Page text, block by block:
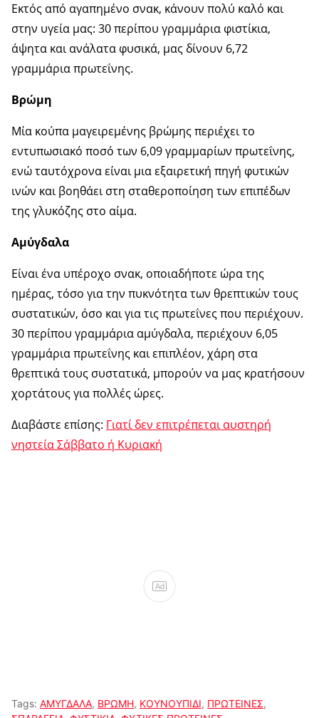
Εκτός από αγαπημένο σνακ, κάνουν πολύ καλό και
στην υγεία μας: 30 περίπου γραμμάρια φιστίκια,
άψητα και ανάλατα φυσικά, μας δίνουν 6,72
γραμμάρια πρωτεΐνης.
Βρώμη
Μία κούπα μαγειρεμένης βρώμης περιέχει το
εντυπωσιακό ποσό των 6,09 γραμμαρίων πρωτεΐνης,
ενώ ταυτόχρονα είναι μια εξαιρετική πηγή φυτικών
ινών και βοηθάει στη σταθεροποίηση των επιπέδων
της γλυκόζης στο αίμα.
Αμύγδαλα
Είναι ένα υπέροχο σνακ, οποιαδήποτε ώρα της
ημέρας, τόσο για την πυκνότητα των θρεπτικών τους
συστατικών, όσο και για τις πρωτεΐνες που περιέχουν.
30 περίπου γραμμάρια αμύγδαλα, περιέχουν 6,05
γραμμάρια πρωτεΐνης και επιπλέον, χάρη στα
θρεπτικά τους συστατικά, μπορούν να μας κρατήσουν
χορτάτους για πολλές ώρες.
Διαβάστε επίσης: Γιατί δεν επιτρέπεται αυστηρή
νηστεία Σάββατο ή Κυριακή
Ad
Tags: ΑΜΥΓΔΑΛΑ, ΒΡΩΜΗ, ΚΟΥΝΟΥΠΙΔΙ, ΠΡΩΤΕΙΝΕΣ,